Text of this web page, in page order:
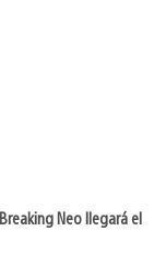
Neo llegará el